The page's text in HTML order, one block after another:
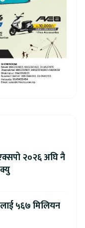
२०२६ अघि नै
५६७ मिलियन